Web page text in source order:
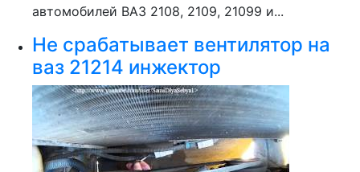
автомобилей ВАЗ 2108, 2109, 21099 и...
Не срабатывает вентилятор на
ваз 21214 инжектор